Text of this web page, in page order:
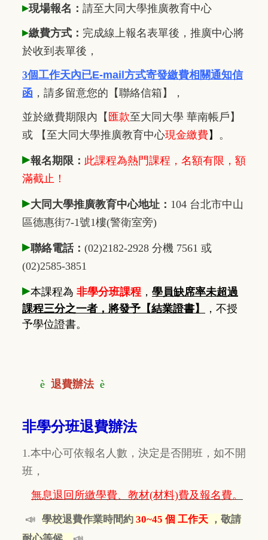
▸現場報名： 請至大同大學推廣教育中心
▸繳費方式： 完成線上報名表單後，推廣中心將
於收到表單後，
3個工作天內已E-mail方式寄發繳費相關通知信
函 ， 請多留意您的【聯絡信箱】，
並於繳費期限內 【 匯款至大同大學 華南帳戶】
或 【至大同大學推廣教育中心現金繳費 】 。
▸報名期限： 此課程為熱門課程，名額有限，額
滿截止！
▸大同大學推廣教育中心地址： 104 台北市中山
區德惠街7-1號1樓(警衛室旁)
▸聯絡電話： (02)2182-2928 分機 7561 或
(02)2585-3851
▸本課程為 非學分班課程 ， 學員缺席率未超過
課程三分之一者，將發予【結業證書】
，不授
予學位證書。
è 退費辦法 è
非學分班退費辦法
1.本中心可依報名人數，決定是否開班，如不開
班，
無息退回所繳學費、教材(材料)費及報名費。
📣 學校退費作業時間約 30~45 個 工作天 ，敬請